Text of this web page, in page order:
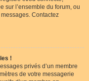
sur l’ensemble du forum, ou
messages. Contactez
!
privés d’un membre
de votre messagerie